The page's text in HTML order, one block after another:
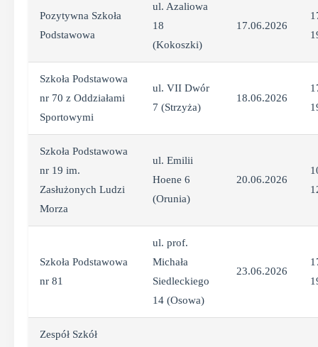
Pozytywna Szkoła
Podstawowa
ul. Azaliowa
18
(Kokoszki)
17.06.2026
Szkoła Podstawowa
nr 70 z Oddziałami
Sportowymi
ul. VII Dwór
7 (Strzyża)
18.06.2026
Szkoła Podstawowa
nr 19 im.
Zasłużonych Ludzi
Morza
ul. Emilii
Hoene 6
(Orunia)
20.06.2026
Szkoła Podstawowa
nr 81
ul. prof.
Michała
Siedleckiego
14 (Osowa)
23.06.2026
Zespół Szkół